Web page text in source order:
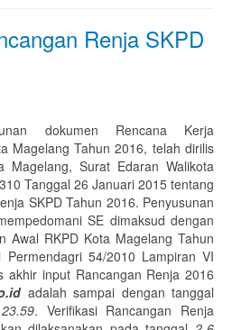
Renja SKPD
dokumen Rencana Kerja
Magelang Tahun 2016, telah dirilis
Surat Edaran Walikota
Tanggal 26 Januari 2015 tentang
SKPD Tahun 2016. Penyusunan
SE dimaksud dengan
Awal RKPD Kota Magelang Tahun
54/2010 Lampiran VI
akhir input Rancangan Renja 2016
adalah sampai dengan tanggal
. Verifikasi Rancangan Renja